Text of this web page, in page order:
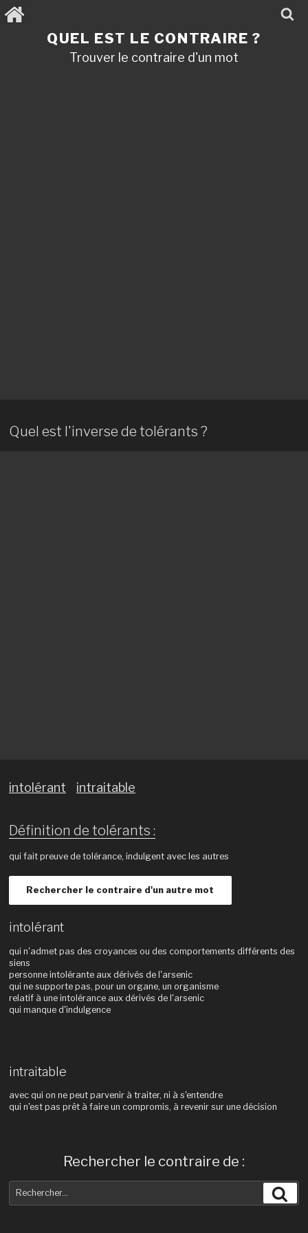
Aller
au
QUEL EST LE CONTRAIRE ?
Trouver le contraire d'un mot
Quel est l'inverse de tolérants ?
intolérant intraitable
Définition de tolérants :
qui fait preuve de tolérance, indulgent avec les autres
Rechercher le contraire d'un autre mot
intolérant
qui n'admet pas des croyances ou des comportements différents des
siens
personne intolérante aux dérivés de l'arsenic
qui ne supporte pas, pour un organe, un organisme
relatif à une intolérance aux dérivés de l'arsenic
qui manque d'indulgence
intraitable
avec qui on ne peut parvenir à traiter, ni à s'entendre
qui n'est pas prêt à faire un compromis, à revenir sur une décision
Rechercher le contraire de :
pour